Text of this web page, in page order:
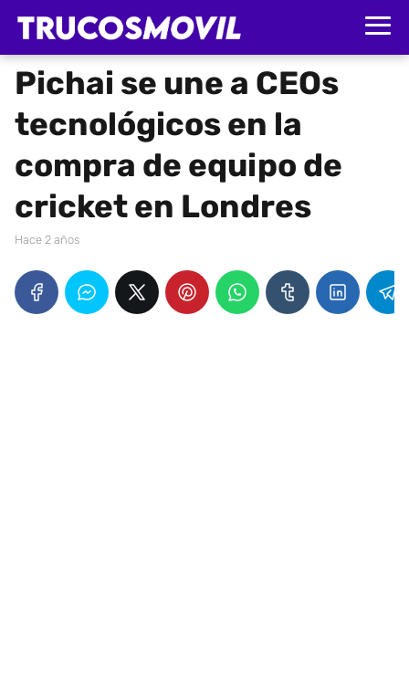
Pichai se une a CEOs
tecnológicos en la
compra de equipo de
cricket en Londres
hace 2 años